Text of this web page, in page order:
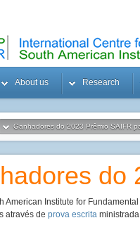
About us Research
Ganhadores do 2023 Prêmio SAIFR
do
American Institute for
através de prova escrita